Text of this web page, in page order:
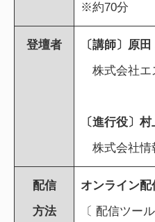
※約70分
登壇者
〔講師〕原
株式会社エ
〔進行役〕
株式会社情
配信
方法
オンライン配
〔 配信ツー